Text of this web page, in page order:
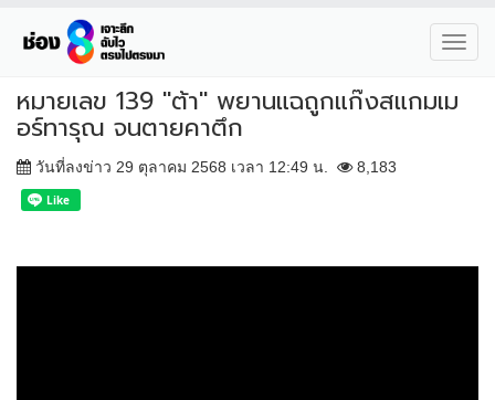
หมายเลข 139 "ต้า" พยานแฉถูกแก๊งสแกมเม
อร์ทารุณ จนตายคาตึก
วันที่ลงข่าว 29 ตุลาคม 2568 เวลา 12:49 น. 8,183